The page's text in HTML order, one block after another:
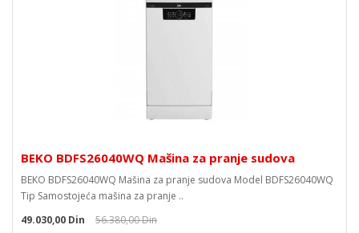
BEKO BDFS26040WQ Mašina za pranje sudova
BEKO BDFS26040WQ Mašina za pranje sudova Model BDFS26040WQ
Tip Samostojeća mašina za pranje ..
49.030,00 Din
56.380,00 Din